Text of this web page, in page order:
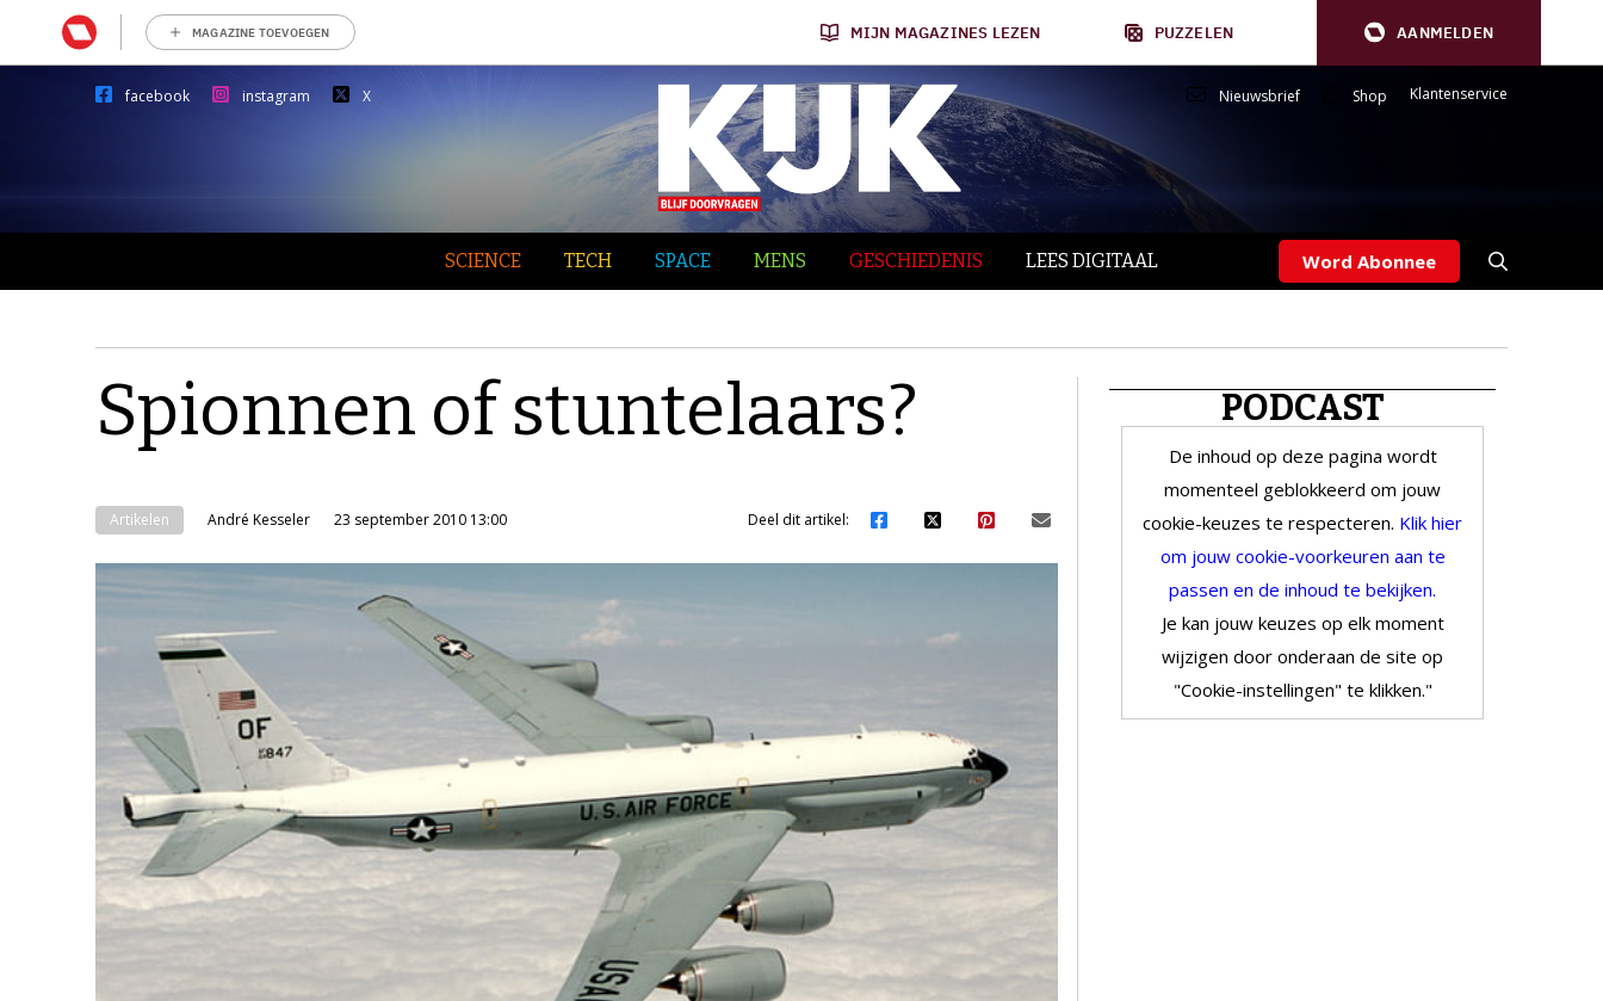
MAGAZINE TOEVOEGEN MIJN MAGAZINES LEZEN PUZZELEN AANMELDEN
facebook instagram X Nieuwsbrief Shop Klantenservice
SCIENCE TECH SPACE MENS GESCHIEDENIS LEES DIGITAAL Word Abonnee
Spionnen of stuntelaars?
Artikelen André Kesseler 23 september 2010 13:00 Deel dit artikel:
PODCAST
De inhoud op deze pagina wordt
momenteel geblokkeerd om jouw
cookie-keuzes te respecteren. Klik hier
om jouw cookie-voorkeuren aan te
passen en de inhoud te bekijken.
Je kan jouw keuzes op elk moment
wijzigen door onderaan de site op
"Cookie-instellingen" te klikken."